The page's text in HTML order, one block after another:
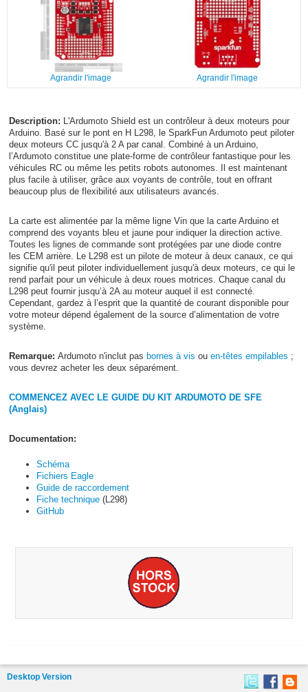
Agrandir l'image Agrandir l'image
Description: L'Ardumoto Shield est un contrôleur à deux moteurs pour
Arduino. Basé sur le pont en H L298, le SparkFun Ardumoto peut piloter
deux moteurs CC jusqu'à 2 A par canal. Combiné à un Arduino,
l’Ardumoto constitue une plate-forme de contrôleur fantastique pour les
véhicules RC ou même les petits robots autonomes. Il est maintenant
plus facile à utiliser, grâce aux voyants de contrôle, tout en offrant
beaucoup plus de flexibilité aux utilisateurs avancés.
La carte est alimentée par la même ligne Vin que la carte Arduino et
comprend des voyants bleu et jaune pour indiquer la direction active.
Toutes les lignes de commande sont protégées par une diode contre
les CEM arrière. Le L298 est un pilote de moteur à deux canaux, ce qui
signifie qu'il peut piloter individuellement jusqu'à deux moteurs, ce qui le
rend parfait pour un véhicule à deux roues motrices. Chaque canal du
L298 peut fournir jusqu’à 2A au moteur auquel il est connecté.
Cependant, gardez à l’esprit que la quantité de courant disponible pour
votre moteur dépend également de la source d’alimentation de votre
système.
Remarque: Ardumoto n'inclut pas bornes à vis ou en-têtes empilables ;
vous devrez acheter les deux séparément.
COMMENCEZ AVEC LE GUIDE DU KIT ARDUMOTO DE SFE
(Anglais)
Documentation:
Schéma
Fichiers Eagle
Guide de raccordement
Fiche technique (L298)
GitHub
Desktop Version